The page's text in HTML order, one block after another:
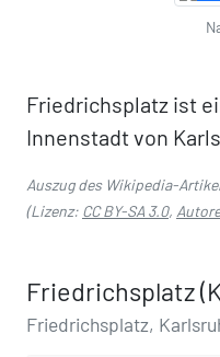
Friedrichsplatz ist
Innenstadt von
Auszug des Wikipedia-
(Lizenz: CC BY-SA 3.0,
Friedrichsplatz
Friedrichsplatz,